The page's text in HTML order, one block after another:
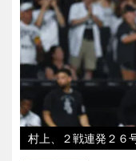
村上、２戦連発２